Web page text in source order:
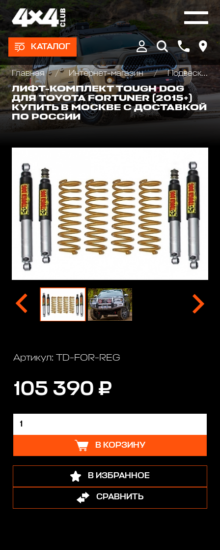
КАТАЛОГ
Главная Интернет-магазин
Подвеска/Лифт комплекты
ЛИФТ-КОМПЛЕКТ TOUGH DOG
ДЛЯ TOYOTA FORTUNER (2015+)
КУПИТЬ В МОСКВЕ С ДОСТАВКОЙ
ПО РОССИИ
Артикул: TD-FOR-REG
105 390 ₽
В КОРЗИНУ
В ИЗБРАННОЕ
СРАВНИТЬ